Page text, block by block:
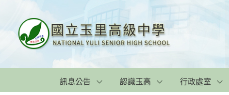
訊息公告 認識玉高 行政處室